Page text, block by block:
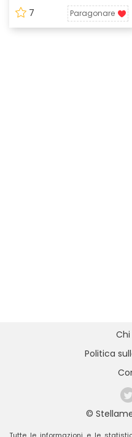
7 Paragonare
©
Politica